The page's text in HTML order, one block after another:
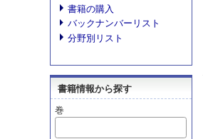
書籍の購入
バックナンバーリスト
分野別リスト
書籍情報から探す
巻